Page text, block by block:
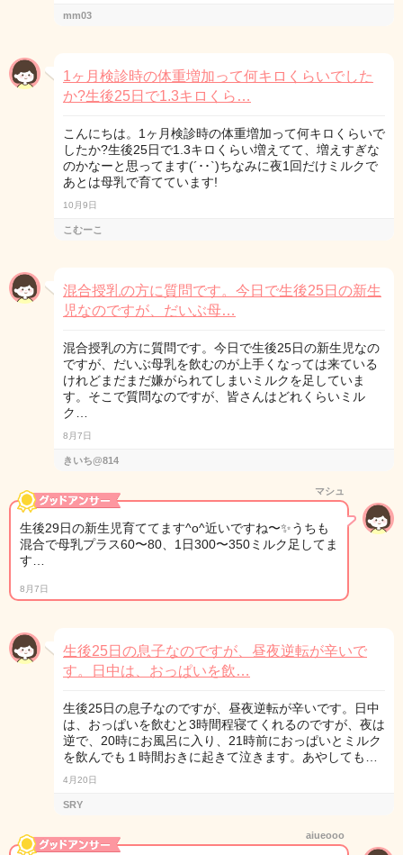
mm03
1ヶ月検診時の体重増加って何キロくらいでした
か?生後25日で1.3キロくら…
こんにちは。1ヶ月検診時の体重増加って何キロくらいで
したか?生後25日で1.3キロくらい増えてて、増えすぎな
のかなーと思ってます(´･･`)ちなみに夜1回だけミルクで
あとは母乳で育てています!
10月9日
こむーこ
混合授乳の方に質問です。今日で生後25日の新生
児なのですが、だいぶ母…
混合授乳の方に質問です。今日で生後25日の新生児なの
ですが、だいぶ母乳を飲むのが上手くなっては来ている
けれどまだまだ嫌がられてしまいミルクを足していま
す。そこで質問なのですが、皆さんはどれくらいミル
ク…
8月7日
きいち@814
マシュ
生後29日の新生児育ててます^o^近いですね〜✨うちも
混合で母乳プラス60〜80、1日300〜350ミルク足してま
す…
8月7日
生後25日の息子なのですが、昼夜逆転が辛いで
す。日中は、おっぱいを飲…
生後25日の息子なのですが、昼夜逆転が辛いです。日中
は、おっぱいを飲むと3時間程寝てくれるのですが、夜は
逆で、20時にお風呂に入り、21時前におっぱいとミルク
を飲んでも１時間おきに起きて泣きます。あやしても…
4月20日
SRY
aiueooo